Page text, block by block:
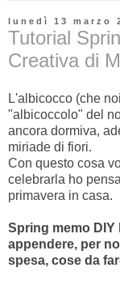
lunedì 13 marzo
Tutorial
Creativa di
L'albicocco (che
"albicoccolo" del
ancora dormiva,
miriade di fiori.
Con questo cosa
celebrarla ho
primavera in casa.
Spring memo
appendere, per
spesa, cose da